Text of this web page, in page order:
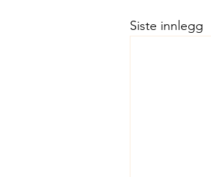
Siste innlegg